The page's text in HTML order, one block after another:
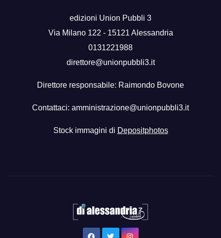
edizioni Union Pubbli 3
Via Milano 122 - 15121 Alessandria
0131221988
direttore@unionpubbli3.it
Direttore responsabile: Raimondo Bovone
Contattaci: amministrazione@unionpubbli3.it
Stock immagini di Depositphotos